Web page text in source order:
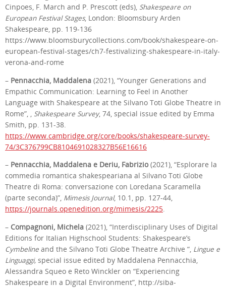
Cinpoes, F. March and P. Prescott (eds), Shakespeare on
European Festival Stages, London: Bloomsbury Arden
Shakespeare, pp. 119-136
https://www.bloomsburycollections.com/book/shakespeare-on-
european-festival-stages/ch7-festivalizing-shakespeare-in-italy-
verona-and-rome
– Pennacchia, Maddalena (2021), “Younger Generations and
Empathic Communication: Learning to Feel in Another
Language with Shakespeare at the Silvano Toti Globe Theatre in
Rome”, , Shakespeare Survey, 74, special issue edited by Emma
Smith, pp. 131-38.
https://www.cambridge.org/core/books/shakespeare-survey-
74/3C376799CB8104691028327B56E16616
– Pennacchia, Maddalena e Deriu, Fabrizio(2021), “Esplorare la
commedia romantica shakespeariana al Silvano Toti Globe
Theatre di Roma: conversazione con Loredana Scaramella
(parte seconda)”, Mimesis Journal, 10.1, pp. 127-44,
https://journals.openedition.org/mimesis/2225.
– Compagnoni, Michela (2021), “Interdisciplinary Uses of Digital
Editions for Italian Highschool Students: Shakespeare’s
Cymbeline and the Silvano Toti Globe Theatre Archive “, Lingue e
Linguaggi, special issue edited by Maddalena Pennacchia,
Alessandra Squeo e Reto Winckler on “Experiencing
Shakespeare in a Digital Environment”, http://siba-